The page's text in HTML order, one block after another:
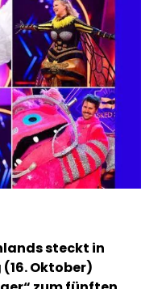
steckt in
Oktober)